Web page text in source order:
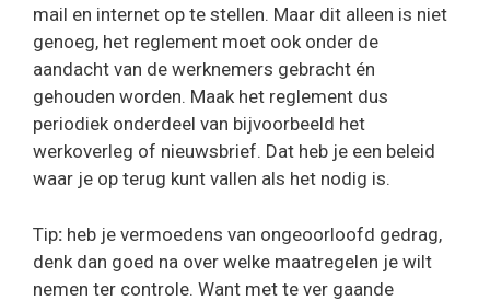
mail en internet op te stellen. Maar dit alleen is niet
genoeg, het reglement moet ook onder de
aandacht van de werknemers gebracht én
gehouden worden. Maak het reglement dus
periodiek onderdeel van bijvoorbeeld het
werkoverleg of nieuwsbrief. Dat heb je een beleid
waar je op terug kunt vallen als het nodig is.
Tip: heb je vermoedens van ongeoorloofd gedrag,
denk dan goed na over welke maatregelen je wilt
nemen ter controle. Want met te ver gaande